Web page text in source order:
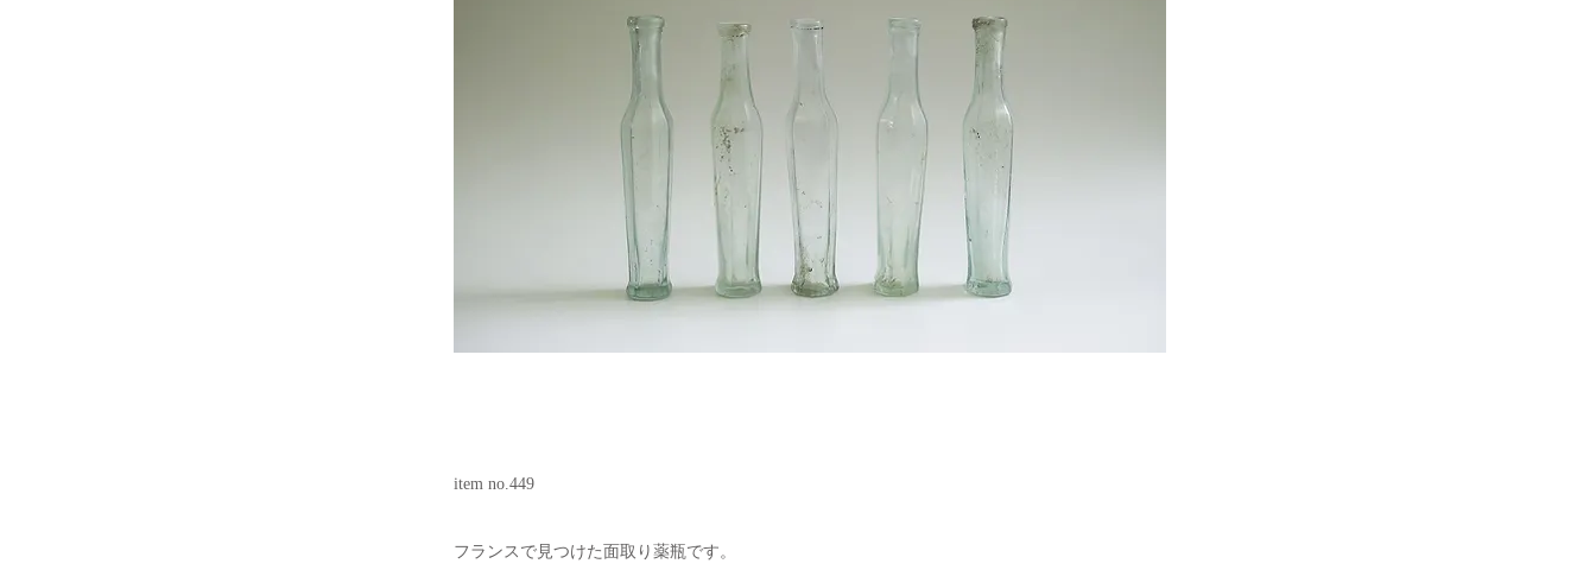
item no.449
フランスで見つけた面取り薬瓶です。